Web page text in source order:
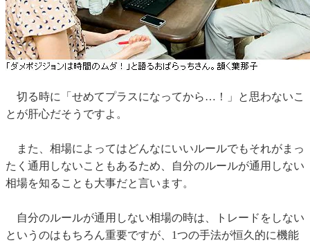
切る時に「せめてプラスになってから…！」と思わないこ
とが肝心だそうですよ。
また、相場によってはどんなにいいルールでもそれがまっ
たく通用しないこともあるため、自分のルールが通用しない
相場を知ることも大事だと言います。
自分のルールが通用しない相場の時は、トレードをしない
というのはもちろん重要ですが、1つの手法が恒久的に機能